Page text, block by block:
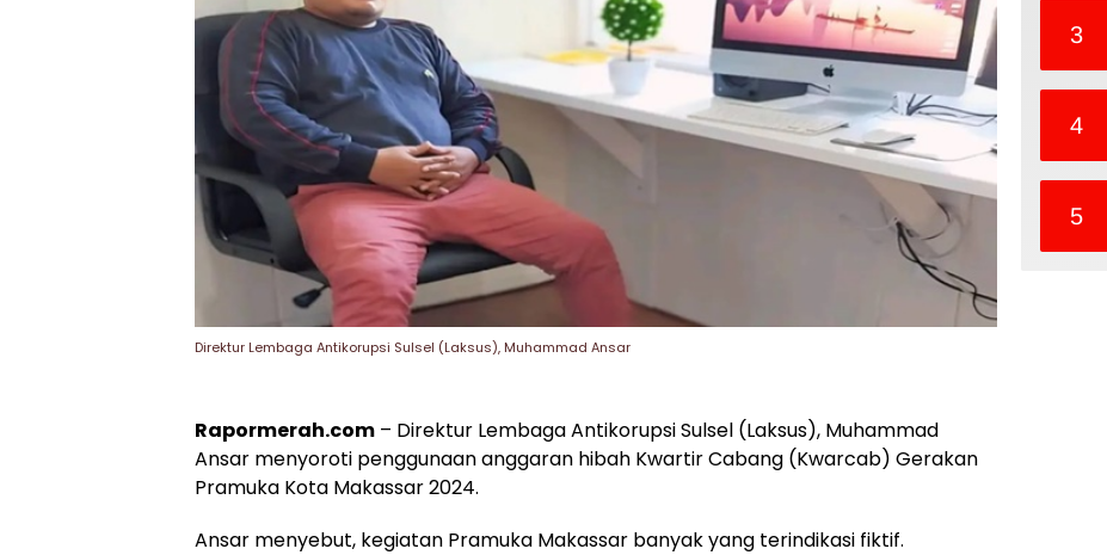
Direktur Lembaga Antikorupsi Sulsel (Laksus), Muhammad Ansar
Rapormerah.com – Direktur Lembaga Antikorupsi Sulsel (Laksus), Muhammad
Ansar menyoroti penggunaan anggaran hibah Kwartir Cabang (Kwarcab) Gerakan
Pramuka Kota Makassar 2024.
Ansar menyebut, kegiatan Pramuka Makassar banyak yang terindikasi fiktif.
3
4
5